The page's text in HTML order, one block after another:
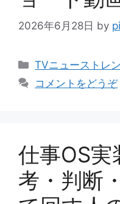
2026年6月28日 by
カ
TVニューストレ
コメントをどうぞ
仕事OS
考・判断